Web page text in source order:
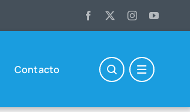
Con­tac­to